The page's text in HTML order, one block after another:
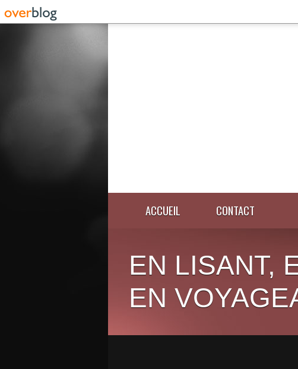
ACCUEIL CONTACT
EN LISANT,
EN